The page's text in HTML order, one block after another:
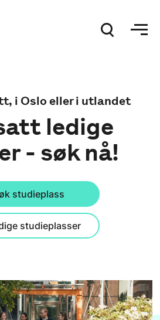
i Oslo eller i utlandet
ledige
- søk nå!
studieplass
studieplasser